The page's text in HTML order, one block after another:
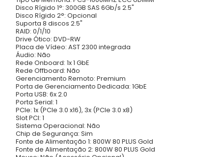
Disco Rígido 1°: 300GB SAS 6Gb/s 2.5"
Disco Rígido 2°: Opcional
Suporta 8 discos 2.5"
RAID: 0/1/10
Drive Ótico: DVD-RW
Placa de Vídeo: AST 2300 integrada
Áudio: Não
Rede Onboard: 1x 1 GbE
Rede Offboard: Não
Gerenciamento Remoto: Premium
Porta de Gerenciamento Dedicada: 1GbE
Porta USB: 6x 2.0
Porta Serial: 1
PCIe: 1x (PCIe 3.0 x16), 3x (PCIe 3.0 x8)
Slot PCI: 1
Sistema Operacional: Não
Chip de Segurança: Sim
Fonte de Alimentação 1: 800W 80 PLUS Gold
Fonte de Alimentação 2: 800W 80 PLUS Gold